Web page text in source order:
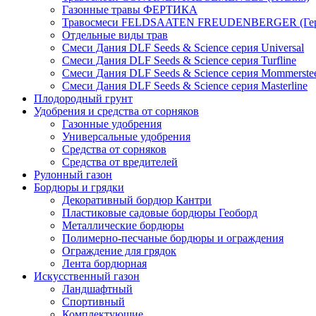
Газонные травы ФЕРТИКА
Травосмеси FELDSAATEN FREUDENBERGER
Отдельные виды трав
Смеси Дания DLF Seeds & Sciеnce серия Universal
Смеси Дания DLF Seeds & Sciеnce серия Turfline
Смеси Дания DLF Seeds & Sciеnce серия
Смеси Дания DLF Seeds & Sciеnce серия Masterline
Плодородный грунт
Удобрения и средства от сорняков
Газонные удобрения
Универсальные удобрения
Средства от сорняков
Средства от вредителей
Рулонный газон
Бордюры и грядки
Декоративный бордюр Кантри
Пластиковые садовые бордюры Геоборд
Металлические бордюры
Полимерно-песчаные бордюры и ограждения
Ограждение для грядок
Лента бордюрная
Искусственный газон
Ландшафтный
Спортивный